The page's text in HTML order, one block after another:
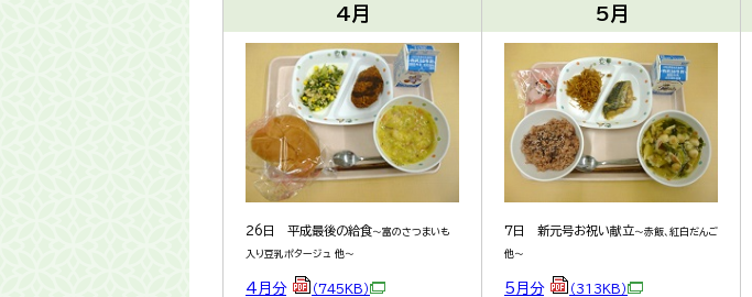
4月
26日 平成最後の給食～富のさつまいも
入り豆乳ポタージュ 他～
4月分 （745KB）
5月
7日 新元号お祝い献立～赤飯、紅白だんご
他～
5月分 （313KB）